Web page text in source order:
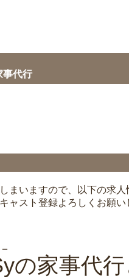
事代行
まいますので、以下の求人
ャスト登録よろしくお願い
の家事代